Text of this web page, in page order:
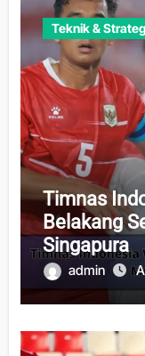
Teknik &
Timnas
Belakang
Singapura
admin